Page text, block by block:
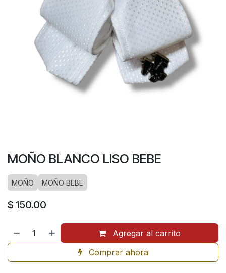
MOÑO BLANCO LISO BEBE
MOÑO MOÑO BEBE
$ 150.00
Agregar al carrito
Comprar ahora